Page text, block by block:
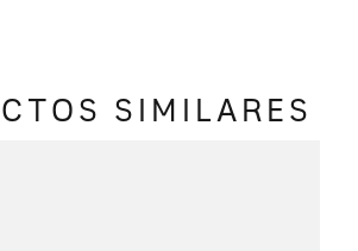
SIMILARES